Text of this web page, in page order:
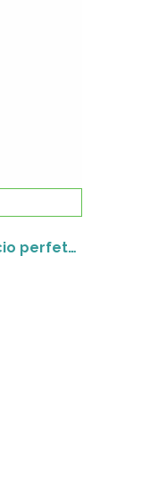
Sunsilk Shampoo Liscio perfetto 2 in 1 250 mL